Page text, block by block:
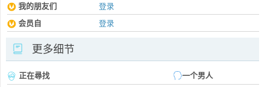
我的朋友们
登录
会员自
登录
更多细节
正在尋找
一个男人